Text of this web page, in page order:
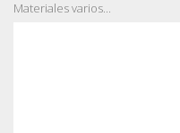
Materiales varios...